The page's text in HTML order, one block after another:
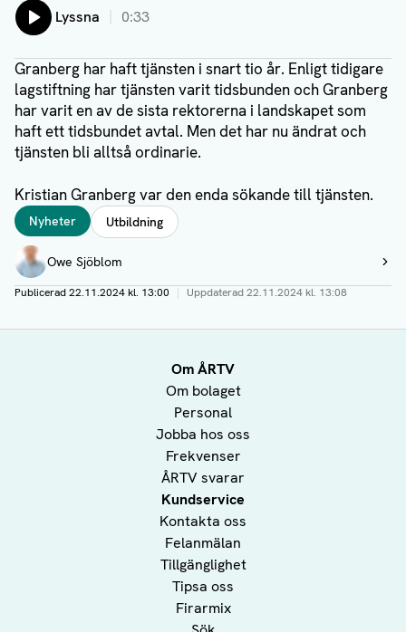
Lyssna 0:33
Granberg har haft tjänsten i snart tio år. Enligt tidigare
lagstiftning har tjänsten varit tidsbunden och Granberg
har varit en av de sista rektorerna i landskapet som
haft ett tidsbundet avtal. Men det har nu ändrat och
tjänsten bli alltså ordinarie.
Kristian Granberg var den enda sökande till tjänsten.
Taggar
Nyheter Utbildning
Författare
Owe Sjöblom
Visa profil
Publicerad22.11.2024 kl. 13:00 | Uppdaterad22.11.2024 kl. 13:08
Om ÅRTV
Om bolaget
Personal
Jobba hos oss
Frekvenser
ÅRTV svarar
Kundservice
Kontakta oss
Felanmälan
Tillgänglighet
Tipsa oss
Firarmix